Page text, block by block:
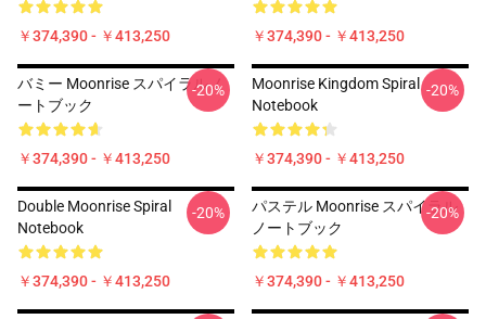
￥374,390 - ￥413,250 ￥374,390 - ￥413,250
バミー Moonrise スパイラルノ
ートブック
￥374,390 - ￥413,250
-20%
Moonrise Kingdom Spiral
Notebook
￥374,390 - ￥413,250
-20%
Double Moonrise Spiral
Notebook
￥374,390 - ￥413,250
-20%
パステル Moonrise スパイラル
ノートブック
￥374,390 - ￥413,250
-20%